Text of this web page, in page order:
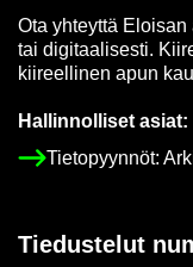
Ota yh­teyt­tä
tai di­gi­taa­li­ses­ti.
kii­reel­li­nen apun
Hal­lin­nol­li­set asiat:
Tie­to­pyyn­nöt:
Tie­dus­te­lut